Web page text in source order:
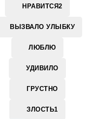
НРАВИТСЯ2
ВЫЗВАЛО УЛЫБКУ
ЛЮБЛЮ
УДИВИЛО
ГРУСТНО
ЗЛОСТЬ1